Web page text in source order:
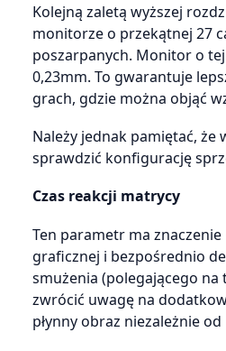
Kolejną zaletą wyższej
monitorze o przekątnej 27
poszarpanych. Monitor o
0,23mm. To gwarantuje
grach, gdzie można objąć
Należy jednak pamiętać, że
sprawdzić konfigurację
Czas reakcji matrycy
Ten parametr ma
graficznej i bezpośrednio
smużenia (polegającego
zwrócić uwagę na
płynny obraz niezależnie